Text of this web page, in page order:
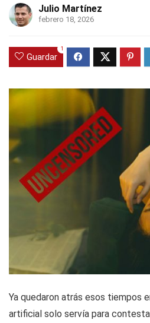
Julio Martínez
febrero 18, 2026
Guardar
1
Ya quedaron atrás esos tiempos
artificial solo servía para